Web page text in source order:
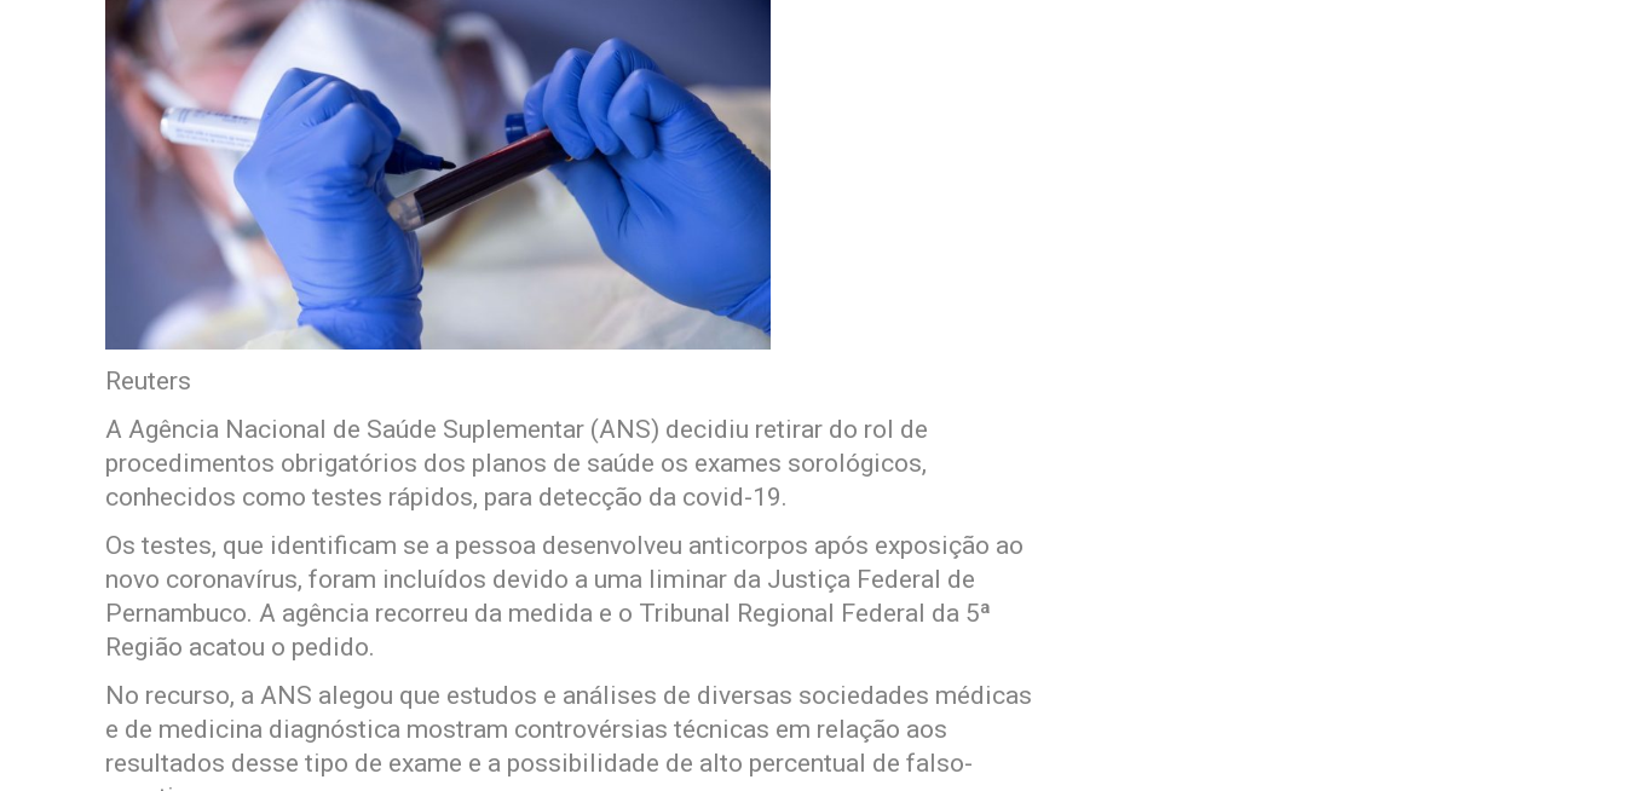
Reuters
A Agência Nacional de Saúde Suplementar (ANS) decidiu retirar do rol de
procedimentos obrigatórios dos planos de saúde os exames sorológicos,
conhecidos como testes rápidos, para detecção da covid-19.
Os testes, que identificam se a pessoa desenvolveu anticorpos após exposição ao
novo coronavírus, foram incluídos devido a uma liminar da Justiça Federal de
Pernambuco. A agência recorreu da medida e o Tribunal Regional Federal da 5ª
Região acatou o pedido.
No recurso, a ANS alegou que estudos e análises de diversas sociedades médicas
e de medicina diagnóstica mostram controvérsias técnicas em relação aos
resultados desse tipo de exame e a possibilidade de alto percentual de falso-